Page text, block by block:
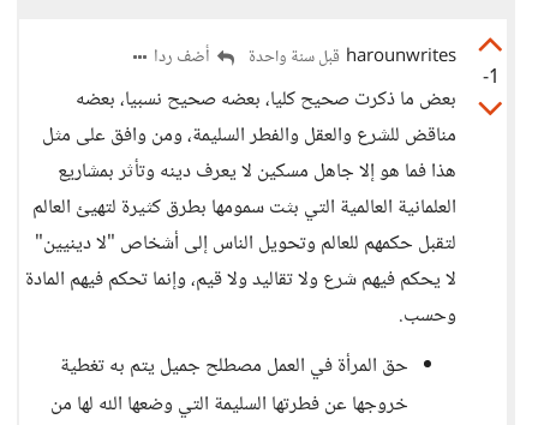
-1
harounwrites قبل سنة واحدة أضف ردا
بعض ما ذكرت صحيح كليا، بعضه صحيح نسبيا، بعضه
مناقض للشرع والعقل والفطر السليمة، ومن وافق على مثل
هذا فما هو إلا جاهل مسكين لا يعرف دينه وتأثر بمشاريع
العلمانية العالمية التي بثت سمومها بطرق كثيرة لتهيئ العالم
لتقبل حكمهم للعالم وتحويل الناس إلى أشخاص "لا دينيين"
لا يحكم فيهم شرع ولا تقاليد ولا قيم، وإنما تحكم فيهم المادة
وحسب.
حق المرأة في العمل مصطلح جميل يتم به تغطية
خروجها عن فطرتها السليمة التي وضعها الله لها من